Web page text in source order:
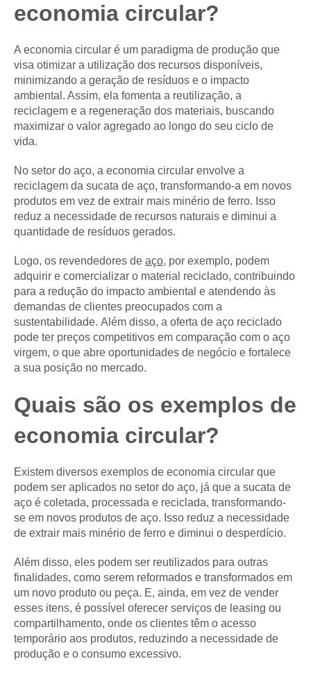
economia circular?
A economia circular é um paradigma de produção que
visa otimizar a utilização dos recursos disponíveis,
minimizando a geração de resíduos e o impacto
ambiental. Assim, ela fomenta a reutilização, a
reciclagem e a regeneração dos materiais, buscando
maximizar o valor agregado ao longo do seu ciclo de
vida.
No setor do aço, a economia circular envolve a
reciclagem da sucata de aço, transformando-a em novos
produtos em vez de extrair mais minério de ferro. Isso
reduz a necessidade de recursos naturais e diminui a
quantidade de resíduos gerados.
Logo, os revendedores de aço, por exemplo, podem
adquirir e comercializar o material reciclado, contribuindo
para a redução do impacto ambiental e atendendo às
demandas de clientes preocupados com a
sustentabilidade. Além disso, a oferta de aço reciclado
pode ter preços competitivos em comparação com o aço
virgem, o que abre oportunidades de negócio e fortalece
a sua posição no mercado.
Quais são os exemplos de
economia circular?
Existem diversos exemplos de economia circular que
podem ser aplicados no setor do aço, já que a sucata de
aço é coletada, processada e reciclada, transformando-
se em novos produtos de aço. Isso reduz a necessidade
de extrair mais minério de ferro e diminui o desperdício.
Além disso, eles podem ser reutilizados para outras
finalidades, como serem reformados e transformados em
um novo produto ou peça. E, ainda, em vez de vender
esses itens, é possível oferecer serviços de leasing ou
compartilhamento, onde os clientes têm o acesso
temporário aos produtos, reduzindo a necessidade de
produção e o consumo excessivo.